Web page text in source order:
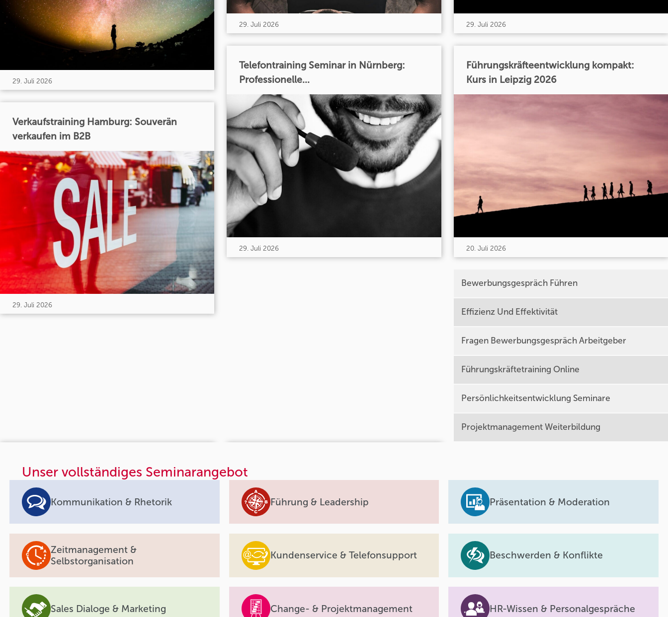
29. Juli 2026
Verkaufstraining Hamburg: Souverän
verkaufen im B2B
29. Juli 2026
29. Juli 2026
Telefontraining Seminar in Nürnberg:
Professionelle...
29. Juli 2026
29. Juli 2026
Führungskräfteentwicklung kompakt:
Kurs in Leipzig 2026
20. Juli 2026
Bewerbungsgespräch Führen
Effizienz Und Effektivität
Fragen Bewerbungsgespräch Arbeitgeber
Führungskräftetraining Online
Persönlichkeitsentwicklung Seminare
Projektmanagement Weiterbildung
Unser vollständiges Seminarangebot
Kommunikation & Rhetorik Führung & Leadership Präsentation & Moderation
Zeitmanagement &
Selbstorganisation
Kundenservice & Telefonsupport Beschwerden & Konflikte
Sales Dialoge & Marketing Change- & Projektmanagement HR-Wissen & Personalgespräche